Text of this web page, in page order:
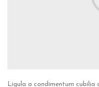
Ligula a condimentum